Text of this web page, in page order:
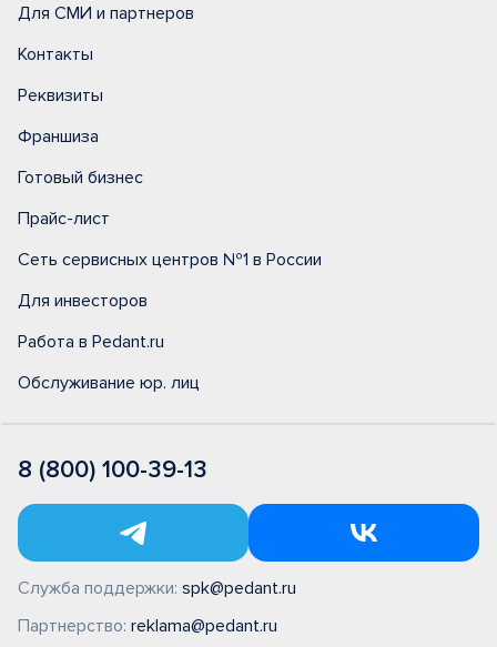
Для СМИ и партнеров
Контакты
Реквизиты
Франшиза
Готовый бизнес
Прайс-лист
Сеть сервисных центров №1 в России
Для инвесторов
Работа в Pedant.ru
Обслуживание юр. лиц
8 (800) 100-39-13
Служба поддержки: spk@pedant.ru
Партнерство: reklama@pedant.ru